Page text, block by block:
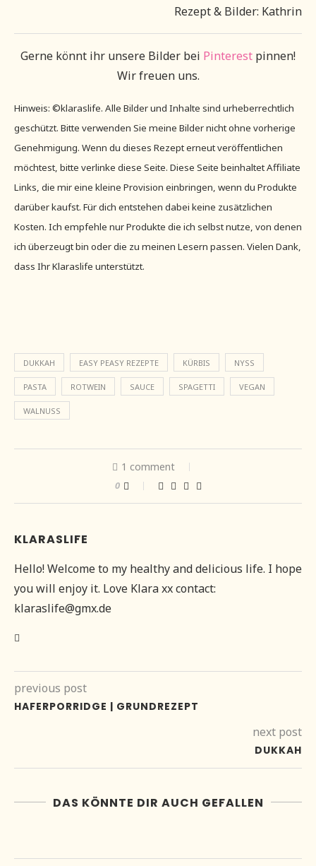
Rezept & Bilder: Kathrin
Gerne könnt ihr unsere Bilder bei Pinterest pinnen!
Wir freuen uns.
Hinweis: ©klaraslife. Alle Bilder und Inhalte sind urheberrechtlich
geschützt. Bitte verwenden Sie meine Bilder nicht ohne vorherige
Genehmigung. Wenn du dieses Rezept erneut veröffentlichen
möchtest, bitte verlinke diese Seite. Diese Seite beinhaltet Affiliate
Links, die mir eine kleine Provision einbringen, wenn du Produkte
darüber kaufst. Für dich entstehen dabei keine zusätzlichen
Kosten. Ich empfehle nur Produkte die ich selbst nutze, von denen
ich überzeugt bin oder die zu meinen Lesern passen. Vielen Dank,
dass Ihr Klaraslife unterstützt.
DUKKAH EASY PEASY REZEPTE KÜRBIS NYSS
PASTA ROTWEIN SAUCE SPAGETTI VEGAN
WALNUSS
1 comment
0
KLARASLIFE
Hello! Welcome to my healthy and delicious life. I hope
you will enjoy it. Love Klara xx contact:
klaraslife@gmx.de
previous post
HAFERPORRIDGE | GRUNDREZEPT
next post
DUKKAH
DAS KÖNNTE DIR AUCH GEFALLEN